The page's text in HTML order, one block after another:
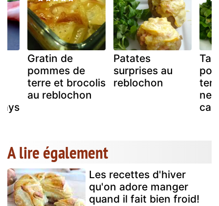
Gratin de
pommes de
terre et brocolis
au reblochon
Patates
surprises au
reblochon
A lire également
Les recettes d'hiver
qu'on adore manger
quand il fait bien froid!